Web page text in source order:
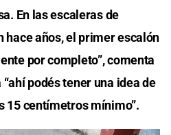
En las escaleras de
hace años, el primer escalón
por completo”, comenta
podés tener una idea de
15 centímetros mínimo”.